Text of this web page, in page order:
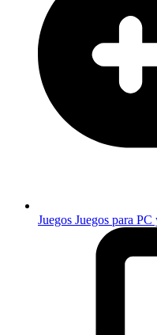
Juegos Juegos para PC